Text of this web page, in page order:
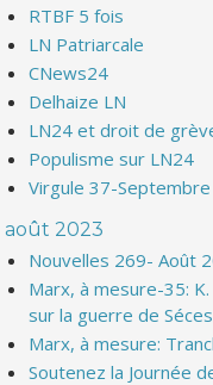
RTBF 5 fois
LN Patriarcale
CNews24
Delhaize LN
LN24 et droit de
Populisme sur LN24
Virgule 37-
août 2023
Nouvelles 269- Août
Marx, à mesure-35:
sur la guerre de
Marx, à mesure:
Soutenez la Journée